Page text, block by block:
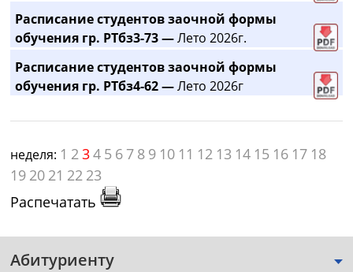
Расписание студентов заочной формы
обучения гр. РТбз3-73 —Лето 2026г.
Расписание студентов заочной формы
обучения гр. РТбз4-62 —Лето 2026г
неделя: 1 234 5 6 7 8 9 10 11 12 13 14 15 16 17 18
19 20 21 22 23
Распечатать
Абитуриенту